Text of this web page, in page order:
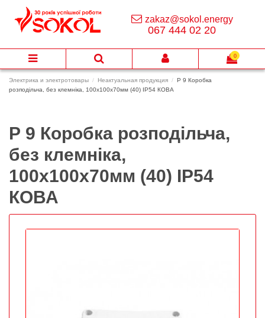
Электрика и электротовары Неактуальная продукция
Р 9 Коробка
розподільча, без клемніка, 100х100х70мм (40) ІР54 КОВА
Р 9 Коробка розподільча,
без клемніка,
100х100х70мм (40) ІР54
КОВА
zakaz@sokol.energy
067 444 02 20
0